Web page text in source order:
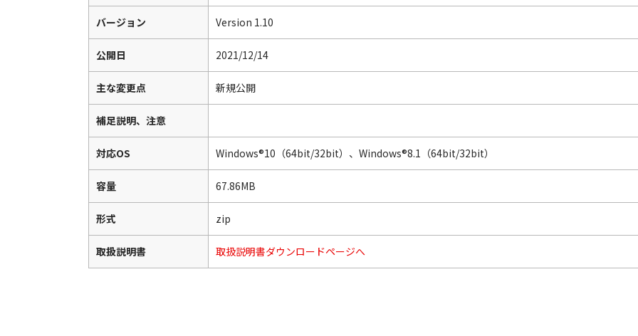
バージョン Version 1.10
公開日 2021/12/14
主な変更点 新規公開
補足説明、注意
対応OS Windows®10（64bit/32bit）、Windows®8.1（64bit/32bit）
容量 67.86MB
形式 zip
取扱説明書 取扱説明書ダウンロードページへ